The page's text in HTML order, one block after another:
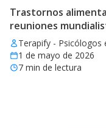
Trastornos
reuniones
Terapify - Psicólogos
1 de mayo de 2026
7 min de lectura